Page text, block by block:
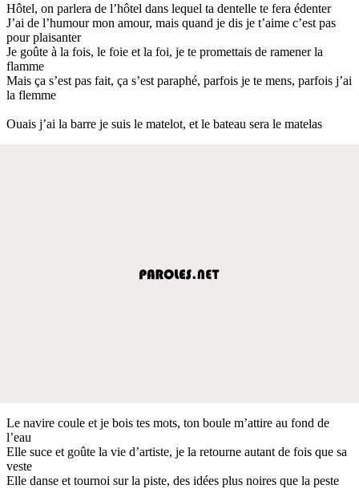
Hôtel, on parlera de l’hôtel dans lequel ta dentelle te fera édenter
J’ai de l’humour mon amour, mais quand je dis je t’aime c’est pas
pour plaisanter
Je goûte à la fois, le foie et la foi, je te promettais de ramener la
flamme
Mais ça s’est pas fait, ça s’est paraphé, parfois je te mens, parfois j’ai
la flemme
Ouais j’ai la barre je suis le matelot, et le bateau sera le matelas
Le navire coule et je bois tes mots, ton boule m’attire au fond de
l’eau
Elle suce et goûte la vie d’artiste, je la retourne autant de fois que sa
veste
Elle danse et tournoi sur la piste, des idées plus noires que la peste